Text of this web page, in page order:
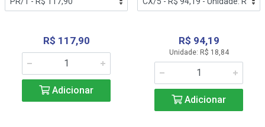
R$ 117,90
Adicionar
R$ 94,19
Unidade: R$ 18,84
Adicionar